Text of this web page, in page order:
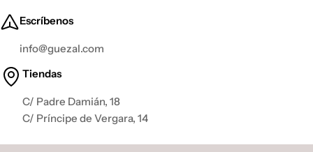
Escríbenos
info@guezal.com
Tiendas
C/ Padre Damián, 18
C/ Príncipe de Vergara, 14